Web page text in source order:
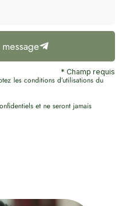
* Champ requis
les conditions d’utilisations du
et ne seront jamais